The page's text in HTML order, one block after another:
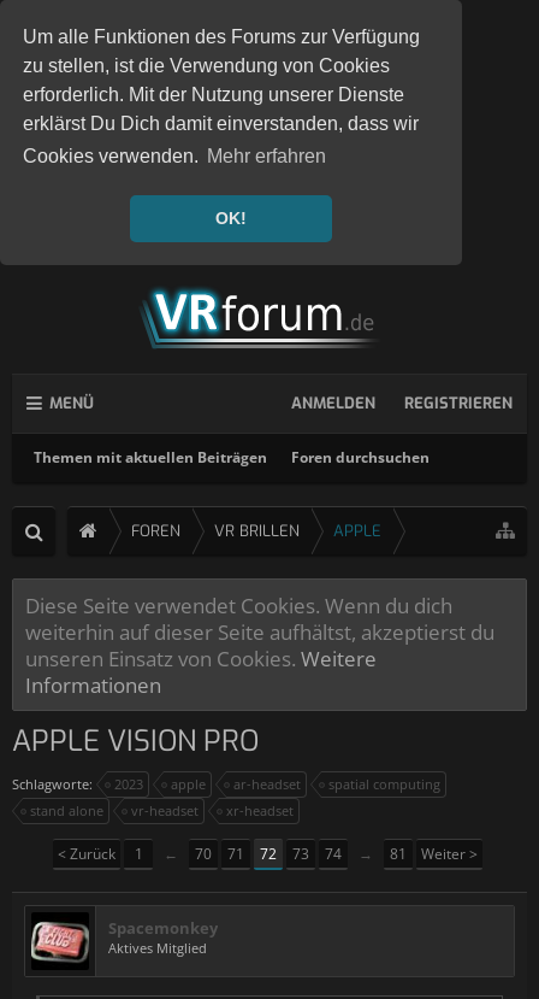
Um alle Funktionen des Forums zur Verfügung
zu stellen, ist die Verwendung von Cookies
erforderlich. Mit der Nutzung unserer Dienste
erklärst Du Dich damit einverstanden, dass wir
Cookies verwenden. Mehr erfahren
OK!
MENÜ
Themen mit aktuellen Beiträgen Foren durchsuchen
ANMELDEN REGISTRIEREN
FOREN VR BRILLEN APPLE
Diese Seite verwendet Cookies. Wenn du dich
weiterhin auf dieser Seite aufhältst, akzeptierst du
unseren Einsatz von Cookies. Weitere
Informationen
APPLE VISION PRO
Schlagworte: 2023 apple ar-headset
spatial computing
stand alone
vr-headset xr-headset
< Zurück 1 ← 70 71 72 73 74 → 81 Weiter >
Spacemonkey
Aktives Mitglied